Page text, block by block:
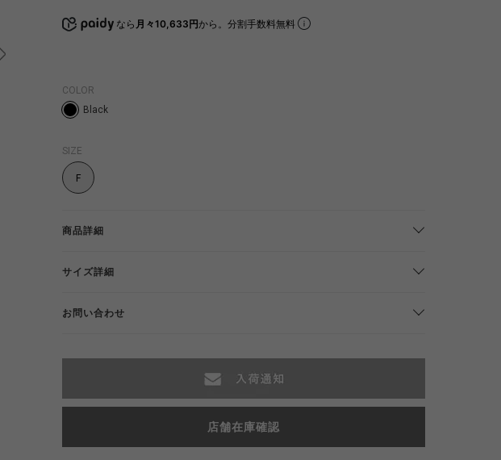
なら 月々10,633円から。分割手数料無料
COLOR
Black
SIZE
F
商品詳細
サイズ詳細
お問い合わせ
店舗在庫確認